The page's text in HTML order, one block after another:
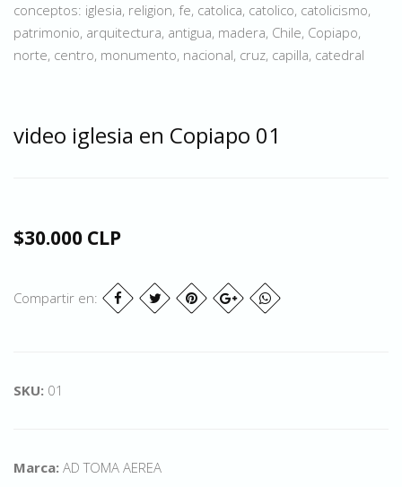
conceptos: iglesia, religion, fe, catolica, catolico, catolicismo,
patrimonio, arquitectura, antigua, madera, Chile, Copiapo,
norte, centro, monumento, nacional, cruz, capilla, catedral
video iglesia en Copiapo 01
$30.000 CLP
Compartir en:
SKU: 01
Marca: AD TOMA AEREA